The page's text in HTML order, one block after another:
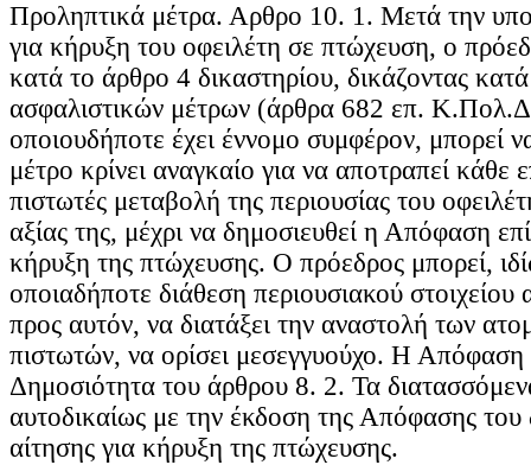
Προληπτικά μέτρα. Αρθρο 10. 1. Μετά την
για κήρυξη του οφειλέτη σε πτώχευση, ο
κατά το άρθρο 4 δικαστηρίου, δικάζοντας
ασφαλιστικών μέτρων (άρθρα 682 επ.
οποιουδήποτε έχει έννομο συμφέρον, μπορεί
μέτρο κρίνει αναγκαίο για να αποτραπεί κάθε
πιστωτές μεταβολή της περιουσίας του
αξίας της, μέχρι να δημοσιευθεί η Απόφαση
κήρυξη της πτώχευσης. Ο πρόεδρος μπορεί,
οποιαδήποτε διάθεση περιουσιακού στοιχείου
προς αυτόν, να διατάξει την αναστολή των
πιστωτών, να ορίσει μεσεγγυούχο. Η Απόφαση
Δημοσιότητα του άρθρου 8. 2. Τα
αυτοδικαίως με την έκδοση της Απόφασης του
αίτησης για κήρυξη της πτώχευσης.